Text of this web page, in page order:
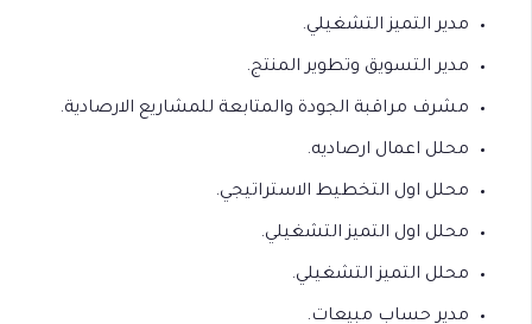
مدير التميز التشغيلي.
مدير التسويق وتطوير المنتج.
مشرف مراقبة الجودة والمتابعة للمشاريع الارصادية.
محلل اعمال ارصاديه.
محلل اول التخطيط الاستراتيجي.
محلل اول التميز التشغيلي.
محلل التميز التشغيلي.
مدير حساب مبيعات.